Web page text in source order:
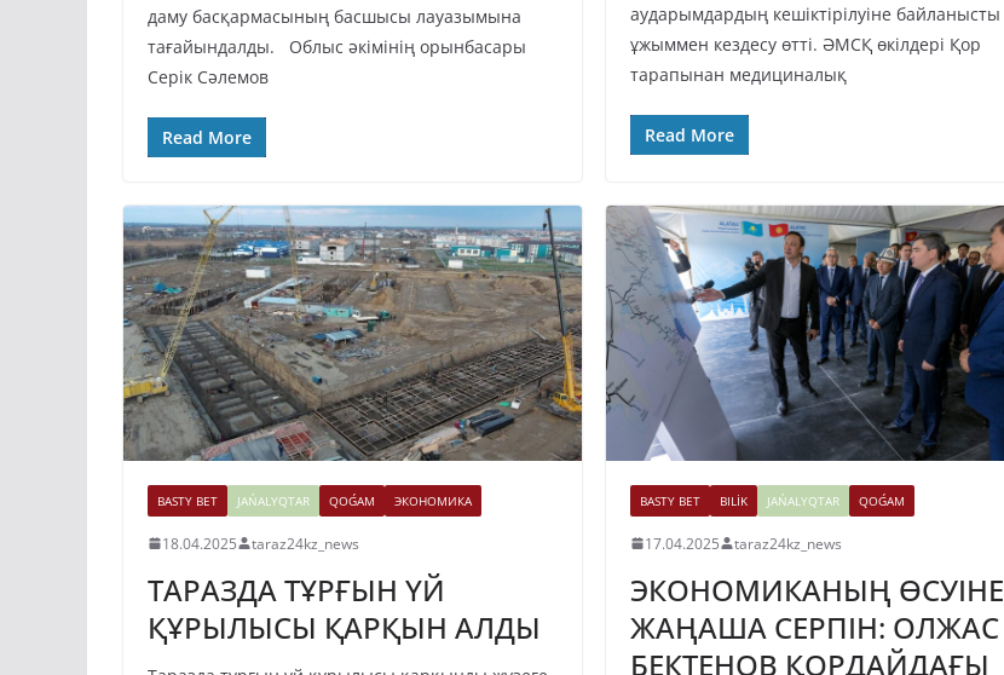
даму басқармасының басшысы лауазымына
тағайындалды. Облыс әкімінің орынбасары
Серік Сәлемов
Read More
аударымдардың кешіктірілуіне байланысты
ұжыммен кездесу өтті. ӘМСҚ өкілдері Қор
тарапынан медициналық
Read More
BASTY BET JAŃALYQTAR QOǴAM ЭКОНОМИКА
18.04.2025 taraz24kz_news
ТАРАЗДА ТҰРҒЫН ҮЙ
ҚҰРЫЛЫСЫ ҚАРҚЫН АЛДЫ
BASTY BET BILİK JAŃALYQTAR QOǴAM
17.04.2025 taraz24kz_news
ЭКОНОМИКАНЫҢ ӨСУІНЕ
ЖАҢАША СЕРПІН: ОЛЖАС
БЕКТЕНОВ ҚОРДАЙДАҒЫ